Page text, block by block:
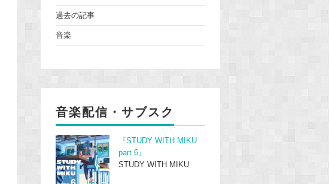
過去の記事
音楽
音楽配信・サブスク
『STUDY WITH MIKU
part 6』
STUDY WITH MIKU